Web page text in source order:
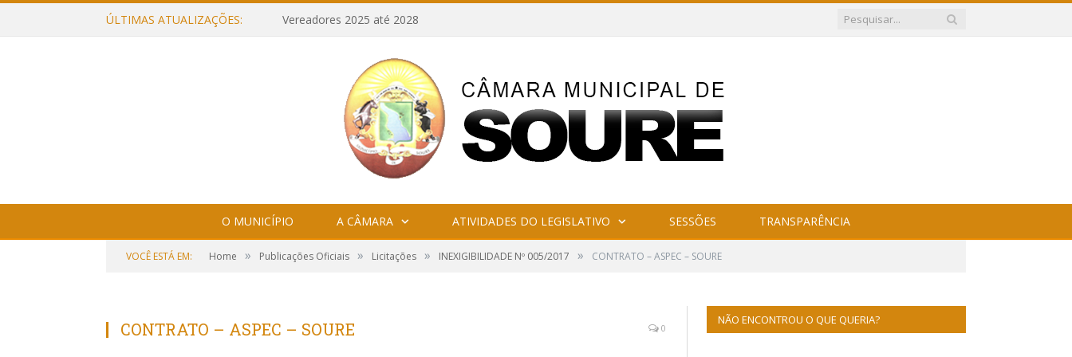
ÚLTIMAS ATUALIZAÇÕES: Vereadores 2025 até 2028
O MUNICÍPIO A CÂMARA ATIVIDADES DO LEGISLATIVO SESSÕES TRANSPARÊNCIA
VOCÊ ESTÁ EM: Home » Publicações Oficiais » Licitações » INEXIGIBILIDADE Nº 005/2017 » CONTRATO – ASPEC – SOURE
CONTRATO – ASPEC – SOURE 0
NÃO ENCONTROU O QUE QUERIA?